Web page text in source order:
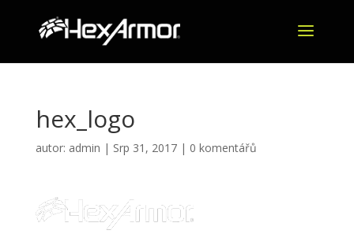
hex_logo
autor: admin | Srp 31, 2017| 0 komentářů